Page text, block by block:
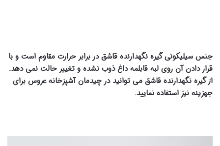
جنس سیلیکونی گیره نگهدارنده قاشق در برابر حرارت مقاوم است و با
قرار دادن آن روی لبه قابلمه داغ ذوب نشده و تغییر حالت نمی دهد.
از گیره نگهدارنده قاشق می توانید در چیدمان آشپزخانه عروس برای
جهزینه نیز استفاده نمایید.